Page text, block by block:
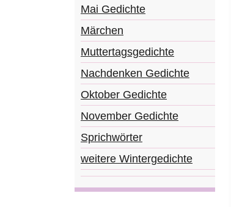
Mai Gedichte
Märchen
Muttertagsgedichte
Nachdenken Gedichte
Oktober Gedichte
November Gedichte
Sprichwörter
weitere Wintergedichte